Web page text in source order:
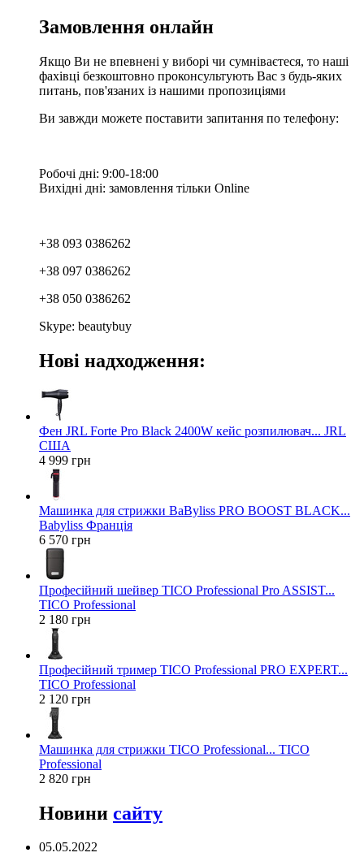
Замовлення онлайн
Якщо Ви не впевнені у виборі чи сумніваєтеся, то наші
фахівці безкоштовно проконсультують Вас з будь-яких
питань, пов'язаних із нашими пропозиціями
Ви завжди можете поставити запитання по телефону:
Робочі дні: 9:00-18:00
Вихідні дні: замовлення тільки Online
+38 093 0386262
+38 097 0386262
+38 050 0386262
Skype: beautybuy
Нові надходження:
Фен JRL Forte Pro Black 2400W кейс розпилювач... JRL
США
4 999 грн
Машинка для стрижки BaByliss PRO BOOST BLACK...
Babyliss Франція
6 570 грн
Професійний шейвер TICO Professional Pro ASSIST...
TICO Professional
2 180 грн
Професійний тример TICO Professional PRO EXPERT...
TICO Professional
2 120 грн
Машинка для стрижки TICO Professional... TICO
Professional
2 820 грн
Новини сайту
05.05.2022